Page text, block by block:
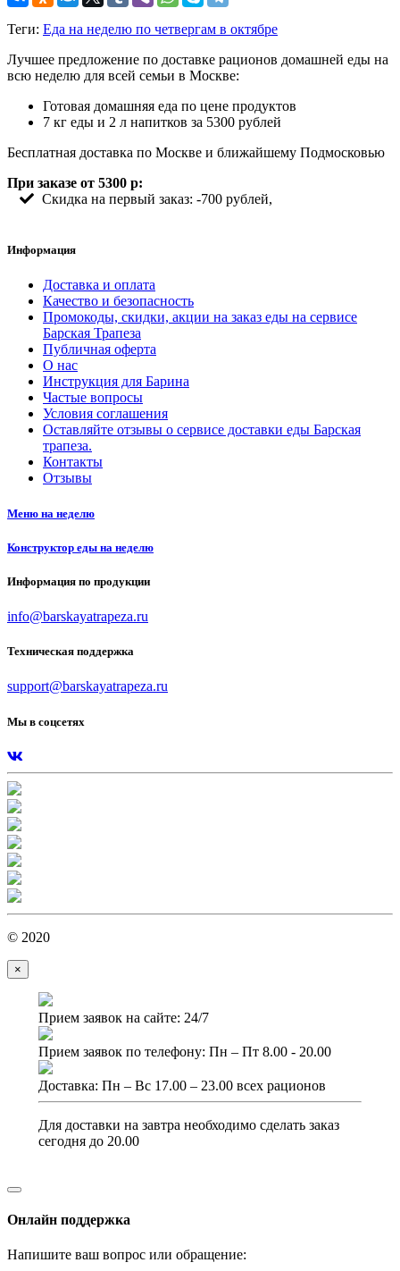
Теги: Еда на неделю по четвергам в октябре
Лучшее предложение по доставке рационов домашней еды на
всю неделю для всей семьи в Москве:
Готовая домашняя еда по цене продуктов
7 кг еды и 2 л напитков за 5300 рублей
Бесплатная доставка по Москве и ближайшему Подмосковью
При заказе от 5300 р:
Скидка на первый заказ: -700 рублей,
Информация
Доставка и оплата
Качество и безопасность
Промокоды, скидки, акции на заказ еды на сервисе
Барская Трапеза
Публичная оферта
О нас
Инструкция для Барина
Частые вопросы
Условия соглашения
Оставляйте отзывы о сервисе доставки еды Барская
трапеза.
Контакты
Отзывы
Меню на неделю
Конструктор еды на неделю
Информация по продукции
info@barskayatrapeza.ru
Техническая поддержка
support@barskayatrapeza.ru
Мы в соцсетях
© 2020
×
Прием заявок на сайте: 24/7
Прием заявок по телефону: Пн – Пт 8.00 - 20.00
Доставка: Пн – Вс 17.00 – 23.00 всех рационов
Для доставки на завтра необходимо сделать заказ
сегодня до 20.00
Онлайн поддержка
Напишите ваш вопрос или обращение: